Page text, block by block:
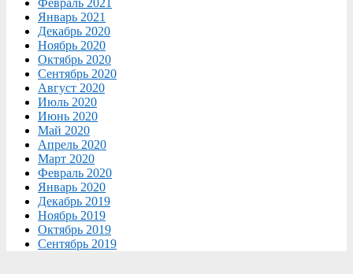
Январь 2021
Декабрь 2020
Ноябрь 2020
Октябрь 2020
Сентябрь 2020
Август 2020
Июль 2020
Июнь 2020
Май 2020
Апрель 2020
Март 2020
Февраль 2020
Январь 2020
Декабрь 2019
Ноябрь 2019
Октябрь 2019
Сентябрь 2019